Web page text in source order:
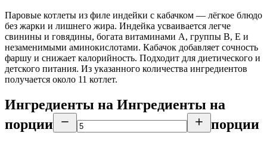
Паровые котлеты из филе индейки с кабачком — лёгкое блюдо
без жарки и лишнего жира. Индейка усваивается легче
свинины и говядины, богата витаминами А, группы В, Е и
незаменимыми аминокислотами. Кабачок добавляет сочность
фаршу и снижает калорийность. Подходит для диетического и
детского питания. Из указанного количества ингредиентов
получается около 11 котлет.
Ингредиенты на Ингредиенты на
порции
порции